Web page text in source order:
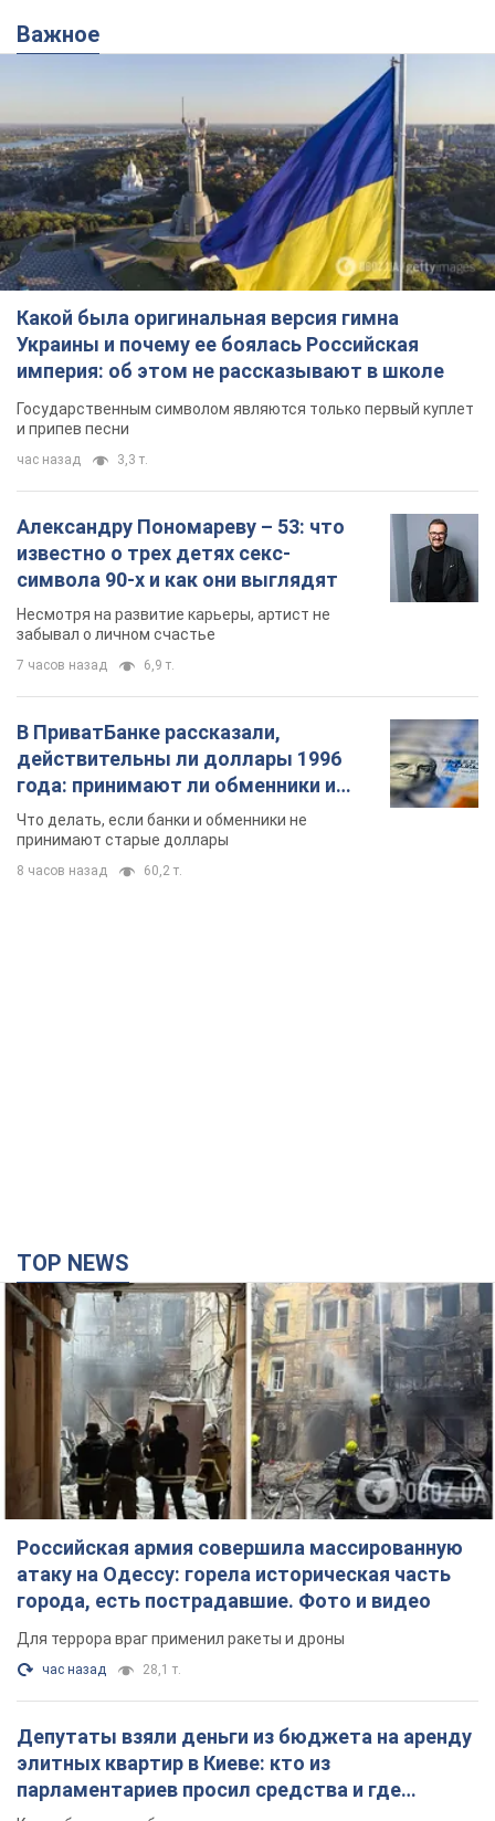
Важное
Какой была оригинальная версия гимна
Украины и почему ее боялась Российская
империя: об этом не рассказывают в школе
Государственным символом являются только первый куплет
и припев песни
час назад 3,3 т.
Александру Пономареву – 53: что
известно о трех детях секс-
символа 90-х и как они выглядят
Несмотря на развитие карьеры, артист не
забывал о личном счастье
7 часов назад 6,9 т.
В ПриватБанке рассказали,
действительны ли доллары 1996
года: принимают ли обменники и
банки такие купюры
Что делать, если банки и обменники не
принимают старые доллары
8 часов назад 60,2 т.
TOP NEWS
Российская армия совершила массированную
атаку на Одессу: горела историческая часть
города, есть пострадавшие. Фото и видео
Для террора враг применил ракеты и дроны
час назад 28,1 т.
Депутаты взяли деньги из бюджета на аренду
элитных квартир в Киеве: кто из
парламентариев просил средства и где
поселился